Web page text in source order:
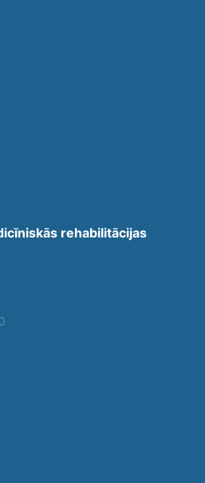
rehabilitācijas